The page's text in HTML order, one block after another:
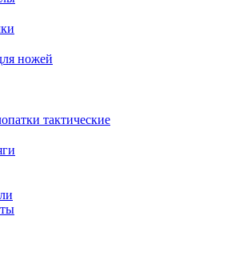
ножей
тактические